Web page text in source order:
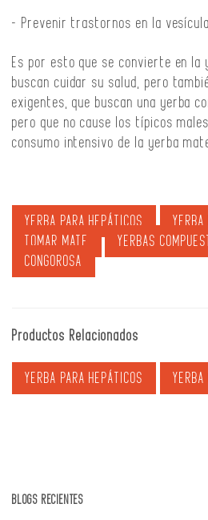
- Prevenir trastornos en la
Es por esto que se convierte en la
buscan cuidar su salud, pero
exigentes, que buscan una yerba
pero que no cause los típicos
consumo intensivo de la yerba
YERBA PARA HEPÁTICOS YERBA
TOMAR MATE
YERBAS
CONGOROSA
Productos Relacionados
YERBA PARA HEPÁTICOS YERBA
BLOGS RECIENTES